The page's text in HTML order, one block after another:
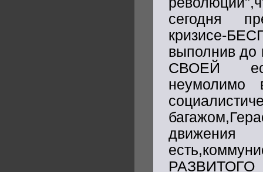
сегодня
кризисе-
выполнив до
СВОЕЙ
РАЗВИТОГО